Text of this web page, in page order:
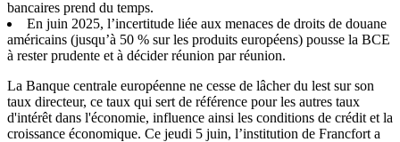
bancaires prend du temps.
En juin 2025, l’incertitude liée aux menaces de droits de douane
américains (jusqu’à 50 % sur les produits européens) pousse la BCE
à rester prudente et à décider réunion par réunion.
La Banque centrale européenne ne cesse de lâcher du lest sur son
taux directeur, ce taux qui sert de référence pour les autres taux
d'intérêt dans l'économie, influence ainsi les conditions de crédit et la
croissance économique. Ce jeudi 5 juin, l’institution de Francfort a